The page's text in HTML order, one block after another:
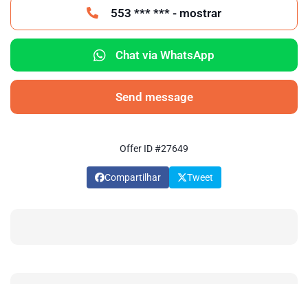
553 *** *** - mostrar
Chat via WhatsApp
Send message
Offer ID #27649
Compartilhar Tweet